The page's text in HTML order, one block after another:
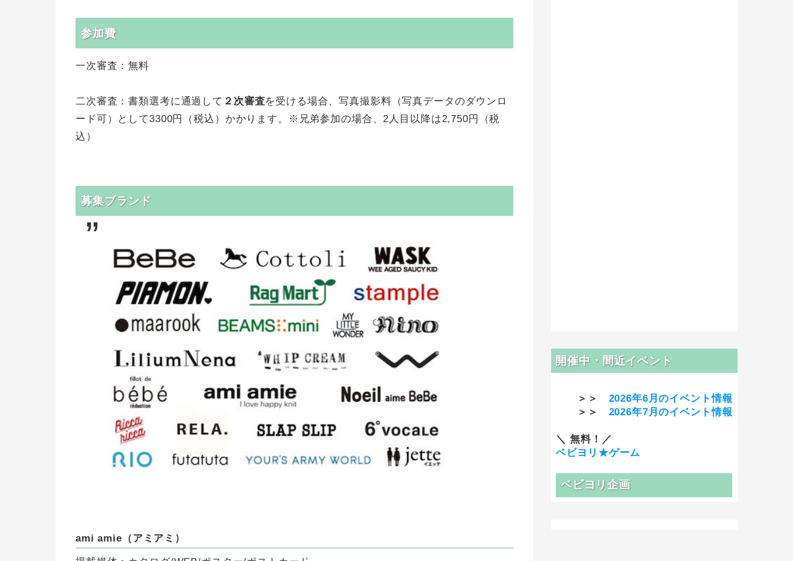
参加費
一次審査：無料
二次審査：書類選考に通過して ２次審査を受ける場合、写真撮影料（写真データのダウンロ
ード可）として3300円（税込）かかります。※兄弟参加の場合、2人目以降は2,750円（税
込）
募集ブランド
ami amie（アミアミ）
開催中・間近イベント
＞＞ 2026年6月のイベント情報
＞＞ 2026年7月のイベント情報
＼ 無料！／
ベビヨリ★ゲーム
ベビヨリ企画